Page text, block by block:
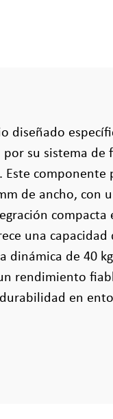
diseñado
su sistema de
Este componente
de ancho, con
compacta
una capacidad
dinámica de 40
rendimiento
en